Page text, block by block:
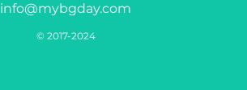
info@mybgday.com
© 2017-2024